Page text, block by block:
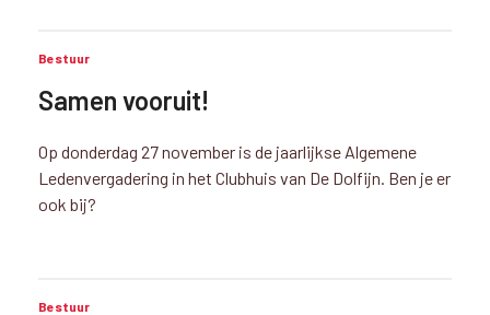
Bestuur
Samen vooruit!
Op donderdag 27 november is de jaarlijkse Algemene
Ledenvergadering in het Clubhuis van De Dolfijn. Ben je er
ook bij?
Bestuur